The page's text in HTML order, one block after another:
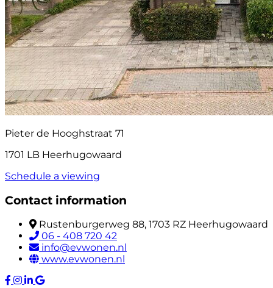
Pieter de Hooghstraat 71
1701 LB Heerhugowaard
Schedule a viewing
Contact information
Rustenburgerweg 88, 1703 RZ Heerhugowaard
06 - 408 720 42
info@evwonen.nl
www.evwonen.nl